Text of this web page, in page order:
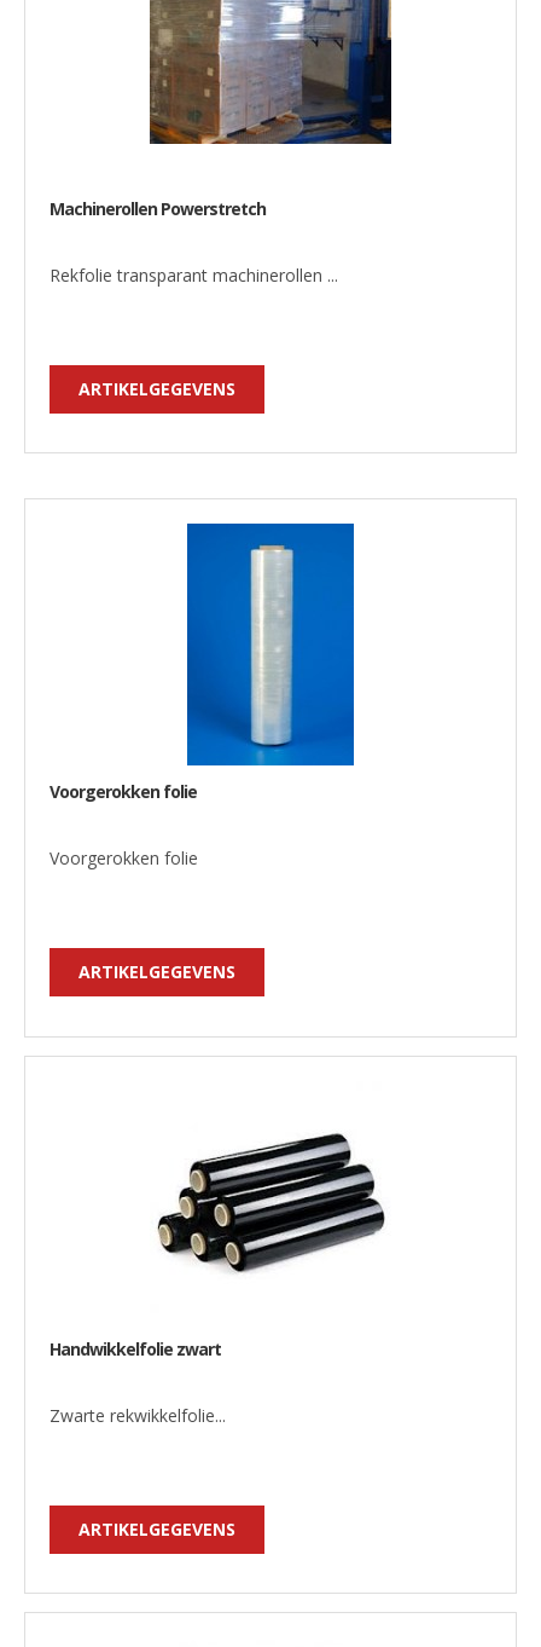
Machinerollen Powerstretch
Rekfolie transparant machinerollen ...
ARTIKELGEGEVENS
Voorgerokken folie
Voorgerokken folie
ARTIKELGEGEVENS
Handwikkelfolie zwart
Zwarte rekwikkelfolie...
ARTIKELGEGEVENS